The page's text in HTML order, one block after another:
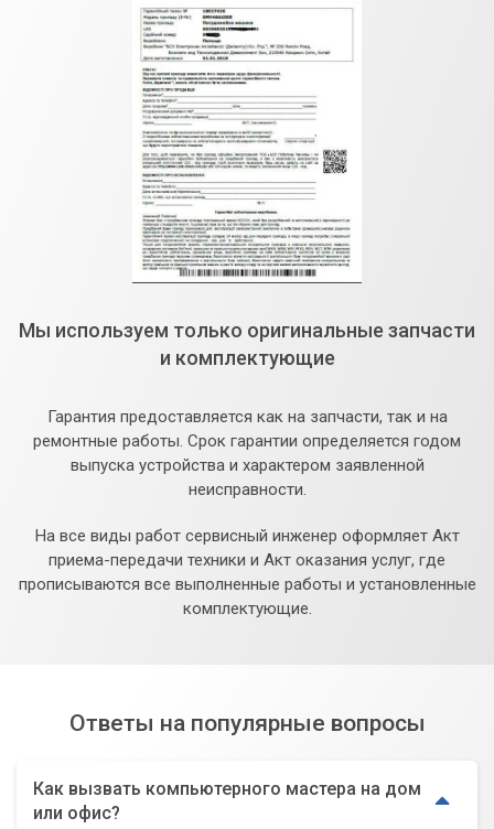
Мы используем только оригинальные запчасти
и комплектующие
Гарантия предоставляется как на запчасти, так и на
ремонтные работы. Срок гарантии определяется годом
выпуска устройства и характером заявленной
неисправности.
На все виды работ сервисный инженер оформляет Акт
приема-передачи техники и Акт оказания услуг, где
прописываются все выполненные работы и установленные
комплектующие.
Ответы на популярные вопросы
Как вызвать компьютерного мастера на дом
или офис?